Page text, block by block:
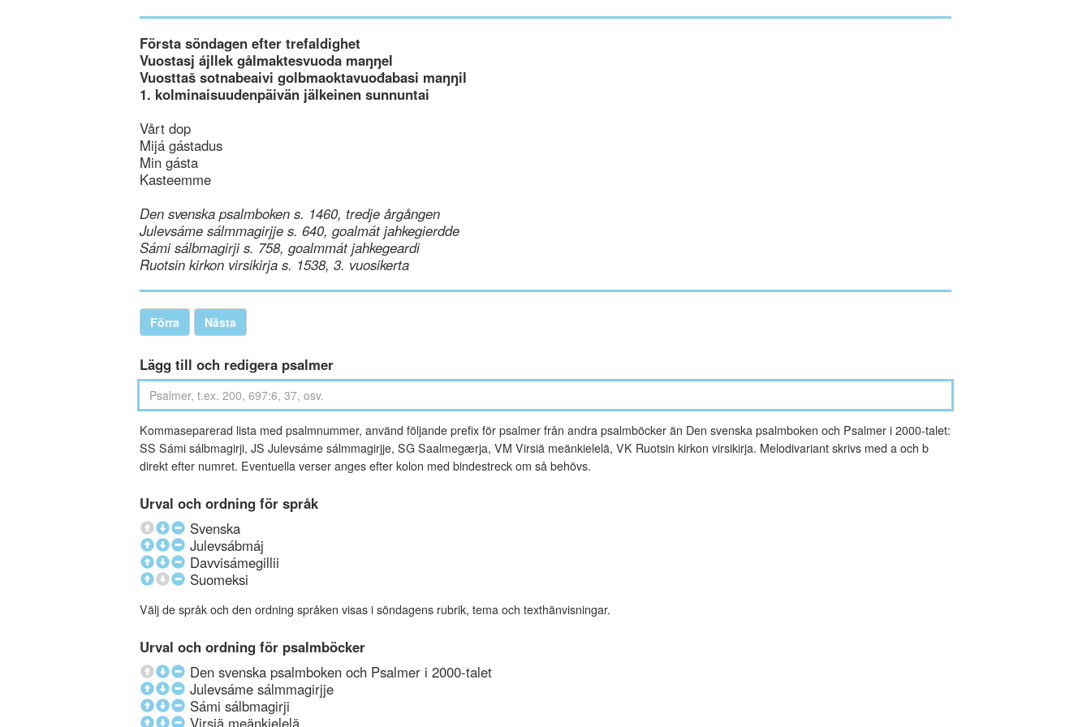
Första söndagen efter trefaldighet
Vuostasj ájllek gålmaktesvuoda maŋŋel
Vuosttaš sotnabeaivi golbmaoktavuođabasi maŋŋil
1. kolminaisuudenpäivän jälkeinen sunnuntai
Vårt dop
Mijá gástadus
Min gásta
Kasteemme
Den svenska psalmboken s. 1460, tredje årgången
Julevsáme sálmmagirjje s. 640, goalmát jahkegierdde
Sámi sálbmagirji s. 758, goalmmát jahkegeardi
Ruotsin kirkon virsikirja s. 1538, 3. vuosikerta
Förra Nästa
Lägg till och redigera psalmer
Kommaseparerad lista med psalmnummer, använd följande prefix för psalmer från andra psalmböcker än Den svenska psalmboken och Psalmer i 2000-talet:
SS Sámi sálbmagirji, JS Julevsáme sálmmagirjje, SG Saalmegærja, VM Virsiä meänkielelä, VK Ruotsin kirkon virsikirja. Melodivariant skrivs med a och b
direkt efter numret. Eventuella verser anges efter kolon med bindestreck om så behövs.
Urval och ordning för språk
Svenska
Julevsábmáj
Davvisámegillii
Suomeksi
Välj de språk och den ordning språken visas i söndagens rubrik, tema och texthänvisningar.
Urval och ordning för psalmböcker
Den svenska psalmboken och Psalmer i 2000-talet
Julevsáme sálmmagirjje
Sámi sálbmagirji
Virsiä meänkielelä